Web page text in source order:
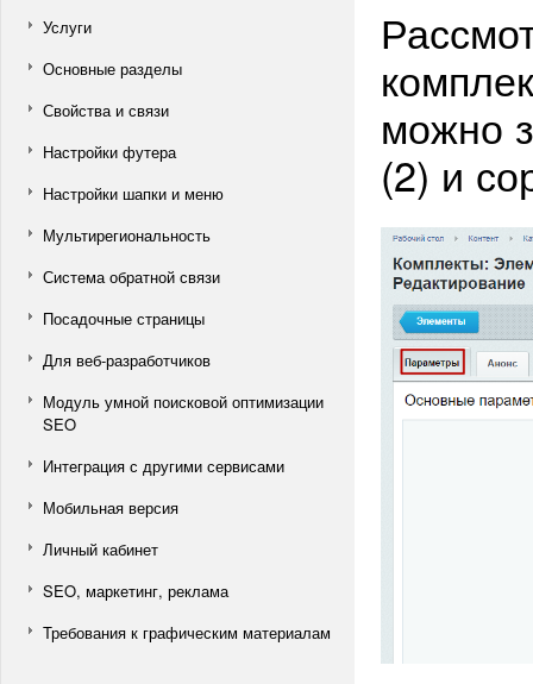
Услуги
Основные разделы
Свойства и связи
Настройки футера
Настройки шапки и меню
Мультирегиональность
Система обратной связи
Посадочные страницы
Для веб-разработчиков
Модуль умной поисковой оптимизации
SEO
Интеграция с другими сервисами
Мобильная версия
Личный кабинет
SEO, маркетинг, реклама
Требования к графическим материалам
можно
(2) и